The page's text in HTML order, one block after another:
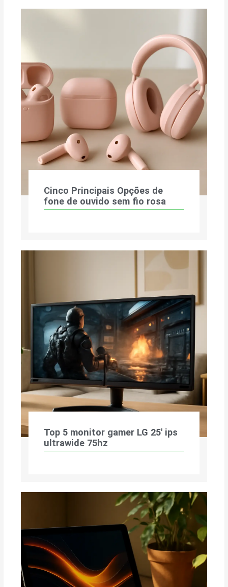
Cinco Principais Opções de
fone de ouvido sem fio rosa
Top 5 monitor gamer LG 25′ ips
ultrawide 75hz